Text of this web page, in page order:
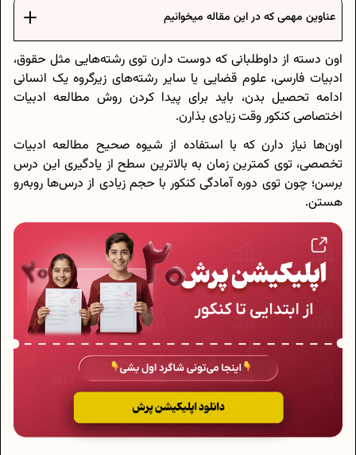
عناوین مهمی که در این مقاله میخوانیم
اون دسته از داوطلبانی که دوست دارن توی رشته‌هایی مثل حقوق،
ادبیات فارسی، علوم قضایی یا سایر رشته‌های زیرگروه یک انسانی
ادامه تحصیل بدن، باید برای پیدا کردن روش مطالعه ادبیات
اختصاصی کنکور وقت زیادی بذارن.
اون‌ها نیاز دارن که با استفاده از شیوه صحیح مطالعه ادبیات
تخصصی، توی کمترین زمان به بالاترین سطح از یادگیری این درس
برسن؛ چون توی دوره آمادگی کنکور با حجم زیادی از درس‌ها روبه‌رو
هستن.